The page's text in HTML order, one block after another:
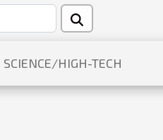
SCIENCE/HIGH-TECH